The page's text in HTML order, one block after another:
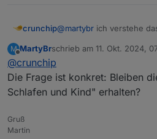
crunchip@martybr ich verstehe
dann stellst du das unter
M
Offline
MartyBrschrieb am 11. Okt. 2024,
zuletzt editiert von
@crunchip
Die Frage ist konkret: Bleiben
Schlafen und Kind" erhalten?
Gruß
Martin